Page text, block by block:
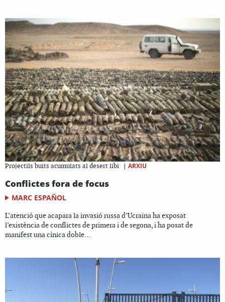
Projectils buits acumulats al desert libi | ARXIU
Conflictes fora de focus
MARC ESPAÑOL
L’atenció que acapara la invasió russa d’Ucraïna ha exposat
l’existència de conflictes de primera i de segona, i ha posat de
manifest una cínica doble...